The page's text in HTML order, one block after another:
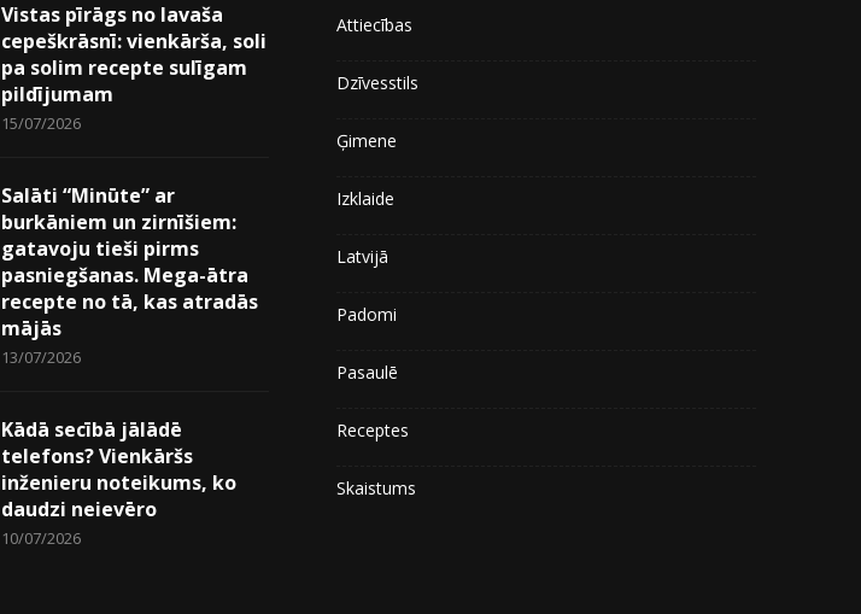
Vistas pīrāgs no lavaša
cepeškrāsnī: vienkārša, soli
pa solim recepte sulīgam
pildījumam
15/07/2026
Salāti “Minūte” ar
burkāniem un zirnīšiem:
gatavoju tieši pirms
pasniegšanas. Mega-ātra
recepte no tā, kas atradās
mājās
13/07/2026
Kādā secībā jālādē
telefons? Vienkāršs
inženieru noteikums, ko
daudzi neievēro
10/07/2026
Attiecības
Dzīvesstils
Ģimene
Izklaide
Latvijā
Padomi
Pasaulē
Receptes
Skaistums